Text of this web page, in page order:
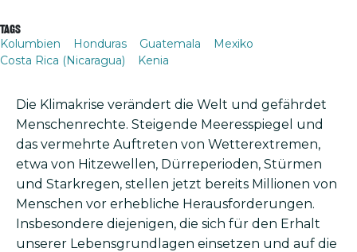
Tags
Kolumbien Honduras Guatemala
Mexiko
Costa Rica (Nicaragua)
Kenia
Die Klimakrise verändert die Welt und gefährdet
Menschenrechte. Steigende Meeresspiegel und
das vermehrte Auftreten von Wetterextremen,
etwa von Hitzewellen, Dürreperioden, Stürmen
und Starkregen, stellen jetzt bereits Millionen von
Menschen vor erhebliche Herausforderungen.
Insbesondere diejenigen, die sich für den Erhalt
unserer Lebensgrundlagen einsetzen und auf die